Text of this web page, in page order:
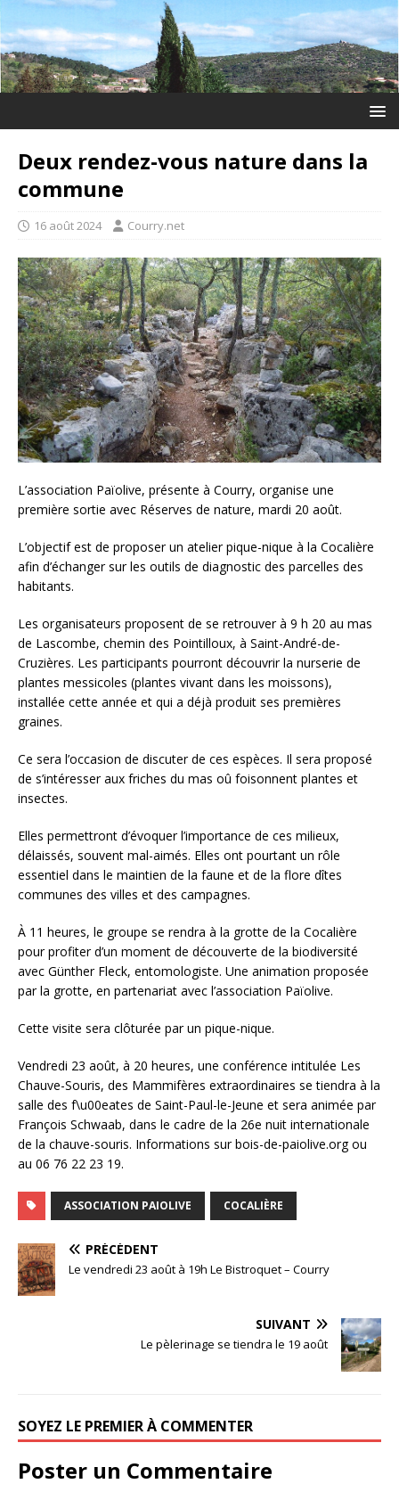
Deux rendez-vous nature dans la
commune
16 août 2024 Courry.net
L’association Païolive, présente à Courry, organise une
première sortie avec Réserves de nature, mardi 20 août.
L’objectif est de proposer un atelier pique-nique à la Cocalière
afin d’échanger sur les outils de diagnostic des parcelles des
habitants.
Les organisateurs proposent de se retrouver à 9 h 20 au mas
de Lascombe, chemin des Pointilloux, à Saint-André-de-
Cruzières. Les participants pourront découvrir la nurserie de
plantes messicoles (plantes vivant dans les moissons),
installée cette année et qui a déjà produit ses premières
graines.
Ce sera l’occasion de discuter de ces espèces. Il sera proposé
de s’intéresser aux friches du mas oû foisonnent plantes et
insectes.
Elles permettront d’évoquer l’importance de ces milieux,
délaissés, souvent mal-aimés. Elles ont pourtant un rôle
essentiel dans le maintien de la faune et de la flore dîtes
communes des villes et des campagnes.
À 11 heures, le groupe se rendra à la grotte de la Cocalière
pour profiter d’un moment de découverte de la biodiversité
avec Günther Fleck, entomologiste. Une animation proposée
par la grotte, en partenariat avec l’association Païolive.
Cette visite sera clôturée par un pique-nique.
Vendredi 23 août, à 20 heures, une conférence intitulée Les
Chauve-Souris, des Mammifères extraordinaires se tiendra à la
salle des f\u00eates de Saint-Paul-le-Jeune et sera animée par
François Schwaab, dans le cadre de la 26e nuit internationale
de la chauve-souris. Informations sur bois-de-paiolive.org ou
au 06 76 22 23 19.
ASSOCIATION PAIOLIVE COCALIÈRE
PRÉCÉDENT
Le vendredi 23 août à 19h Le Bistroquet – Courry
SUIVANT
Le pèlerinage se tiendra le 19 août
SOYEZ LE PREMIER À COMMENTER
Poster un Commentaire